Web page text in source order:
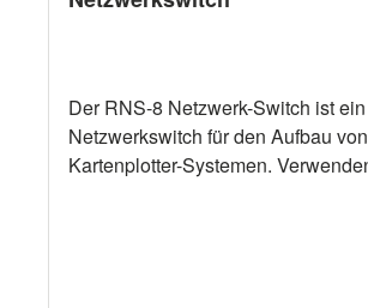
Der RNS-8 Netzwerk-Switch ist
Netzwerkswitch für den Aufbau
Kartenplotter-Systemen.